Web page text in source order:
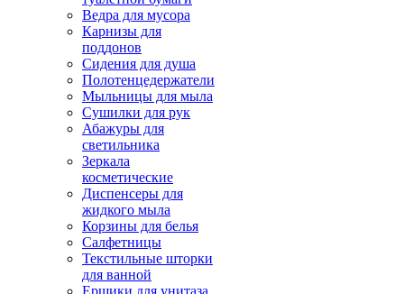
Ведра для мусора
Карнизы для
поддонов
Сидения для душа
Полотенцедержатели
Мыльницы для мыла
Сушилки для рук
Абажуры для
светильника
Зеркала
косметические
Диспенсеры для
жидкого мыла
Корзины для белья
Салфетницы
Текстильные шторки
для ванной
Ершики для унитаза